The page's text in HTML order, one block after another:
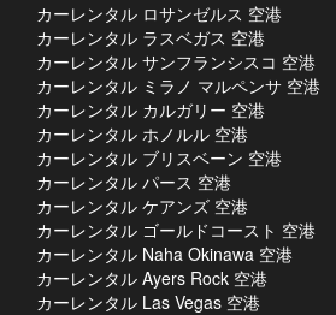
カーレンタル ロサンゼルス 空港
カーレンタル ラスベガス 空港
カーレンタル サンフランシスコ 空港
カーレンタル ミラノ マルペンサ 空港
カーレンタル カルガリー 空港
カーレンタル ホノルル 空港
カーレンタル ブリスベーン 空港
カーレンタル パース 空港
カーレンタル ケアンズ 空港
カーレンタル ゴールドコースト 空港
カーレンタル Naha Okinawa 空港
カーレンタル Ayers Rock 空港
カーレンタル Las Vegas 空港